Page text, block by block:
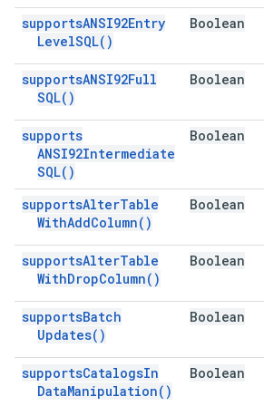
supportsANSI92Entry
LevelSQL( )
Boolean
supportsANSI92Full
SQL( )
Boolean
supports
ANSI92Intermediate
SQL( )
Boolean
supportsAlterTable
WithAddColumn( )
Boolean
supportsAlterTable
WithDropColumn( )
Boolean
supportsBatch
Updates( )
Boolean
supportsCatalogsIn
DataManipulation( )
Boolean